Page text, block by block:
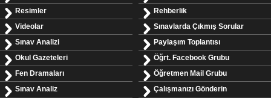
Resimler
Videolar
Sınav Analizi
Okul Gazeteleri
Fen Dramaları
Sınav Analiz
Rehberlik
Sınavlarda Çıkmış Sorular
Paylaşım Toplantısı
Öğrt. Facebook Grubu
Öğretmen Mail Grubu
Çalışmanızı Gönderin